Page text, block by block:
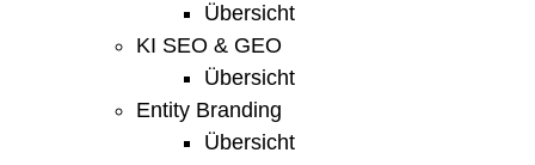
Übersicht
KI SEO & GEO
Übersicht
Entity Branding
Übersicht